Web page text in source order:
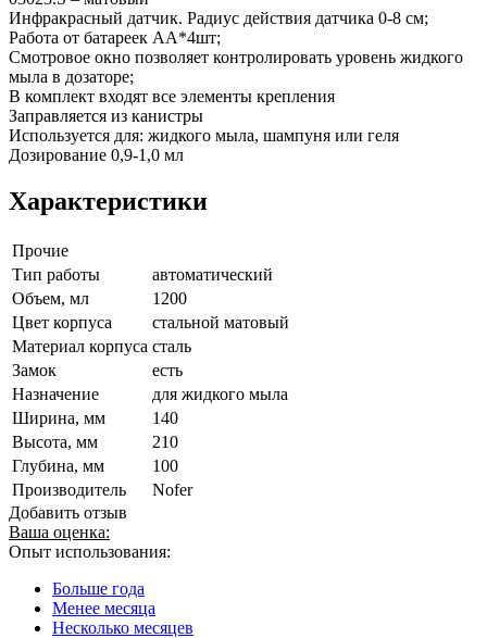
Инфракрасный датчик. Радиус действия датчика 0-8 см;
Работа от батареек АА*4шт;
Смотровое окно позволяет контролировать уровень жидкого
мыла в дозаторе;
В комплект входят все элементы крепления
Заправляется из канистры
Используется для: жидкого мыла, шампуня или геля
Дозирование 0,9-1,0 мл
Характеристики
Прочие
Тип работы
автоматический
Объем, мл
1200
Цвет корпуса
стальной матовый
Материал корпуса сталь
Замок
есть
Назначение
для жидкого мыла
Ширина, мм
140
Высота, мм
210
Глубина, мм
100
Производитель
Nofer
Добавить отзыв
Ваша оценка:
Опыт использования:
Больше года
Менее месяца
Несколько месяцев